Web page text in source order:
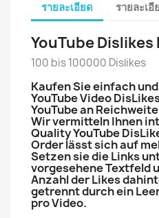
รายละเอียด รายละเ
YouTube Dislikes
100 bis 100000 Dislikes
Kaufen Sie einfach
YouTube Video
YouTube an
Wir vermitteln Ihnen
Quality YouTube
Order lässt sich auf
Setzen sie die Links
vorgesehene Textfeld
Anzahl der Likes
getrennt durch ein
pro Video.